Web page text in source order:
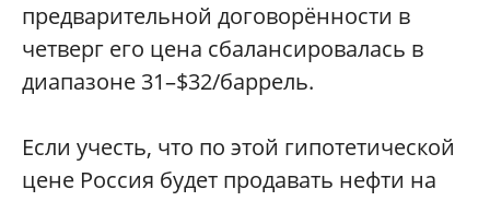
предварительной договорённости в
четверг его цена сбалансировалась в
диапазоне 31–$32/баррель.
Если учесть, что по этой гипотетической
цене Россия будет продавать нефти на